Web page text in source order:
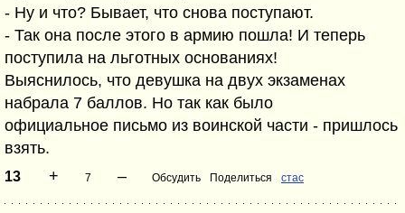
- Ну и что? Бывает, что снова поступают.
- Так она после этого в армию пошла! И теперь
поступила на льготных основаниях!
Выяснилось, что девушка на двух экзаменах
набрала 7 баллов. Но так как было
официальное письмо из воинской части - пришлось
взять.
13 + 7 – Обсудить Поделиться стас